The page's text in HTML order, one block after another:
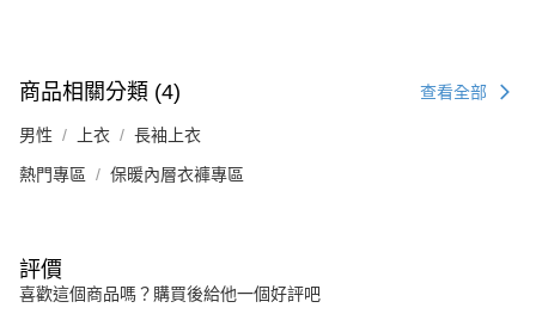
商品相關分類 (4) 查看全部
男性 上衣 長袖上衣
熱門專區 保暖內層衣褲專區
評價
喜歡這個商品嗎？購買後給他一個好評吧